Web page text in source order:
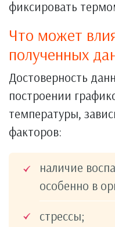
фиксировать
Что может
полученных
Достоверность
построении
температуры,
факторов:
наличие
особенно в
стрессы;